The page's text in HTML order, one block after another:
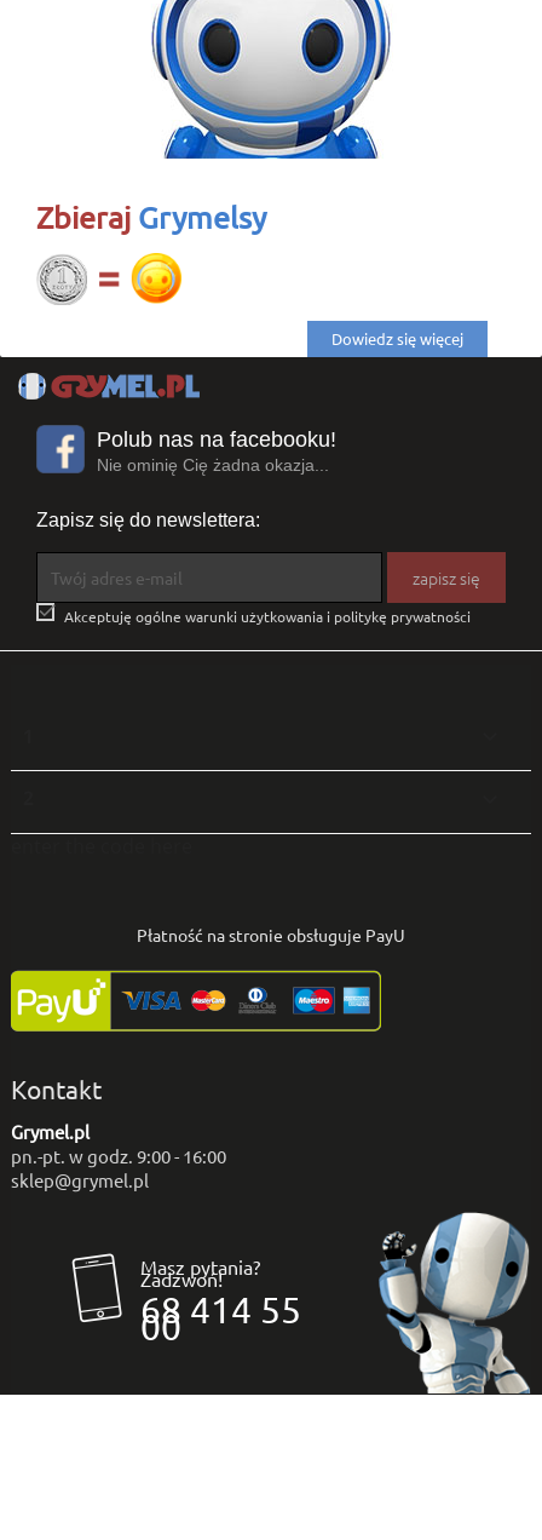
Zbieraj Grymelsy
Dowiedz się więcej
Polub nas na facebooku!
Nie ominię Cię żadna okazja...
Zapisz się do newslettera:
 Akceptuję ogólne warunki użytkowania i politykę prywatności
Płatność na stronie obsługuje PayU
Kontakt
Grymel.pl
pn.-pt. w godz. 9:00 - 16:00
sklep@grymel.pl
Masz pytania?
Zadzwoń!
68 414 55
00